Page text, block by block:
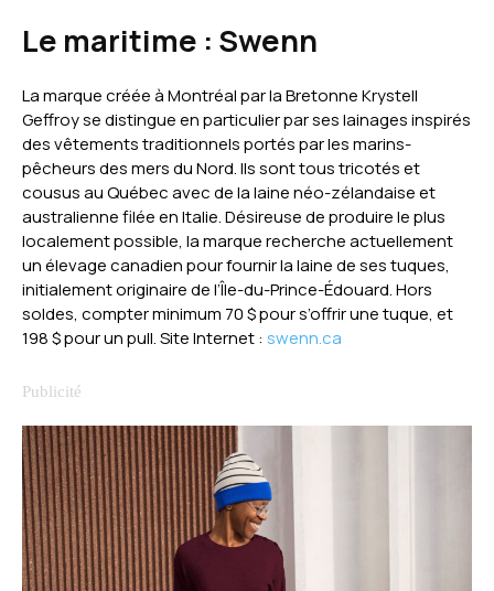
Le maritime : Swenn
La marque créée à Montréal par la Bretonne Krystell
Geffroy se distingue en particulier par ses lainages inspirés
des vêtements traditionnels portés par les marins-
pêcheurs des mers du Nord. Ils sont tous tricotés et
cousus au Québec avec de la laine néo-zélandaise et
australienne filée en Italie. Désireuse de produire le plus
localement possible, la marque recherche actuellement
un élevage canadien pour fournir la laine de ses tuques,
initialement originaire de l’Île-du-Prince-Édouard. Hors
soldes, compter minimum 70 $ pour s’offrir une tuque, et
198 $ pour un pull. Site Internet : swenn.ca